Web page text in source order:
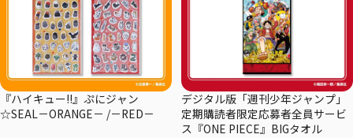
『ハイキュー!!』ぷにジャン
☆SEAL－ORANGE－ /－RED－
デジタル版「週刊少年ジャンプ」
定期購読者限定応募者全員サービ
ス『ONE PIECE』BIGタオル